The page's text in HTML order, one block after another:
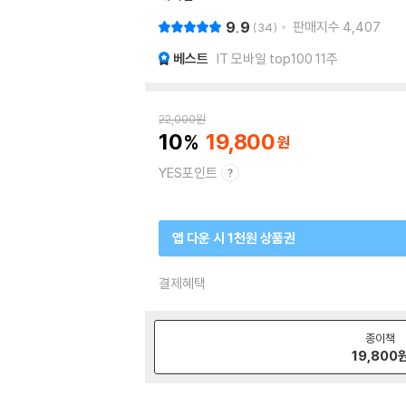
9.9 34 판매지수 4,407
베스트 IT 모바일 top100 11주
22,000원
10 19,800
YES포인트
앱 다운 시 1천원 상품권
결제혜택
종이책
19,800